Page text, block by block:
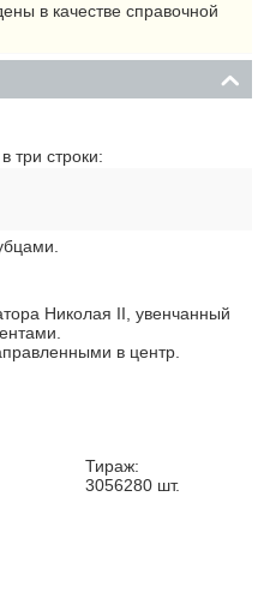
в качестве справочной
три строки:
Николая II, увенчанный
в центр.
Тираж:
3056280 шт.